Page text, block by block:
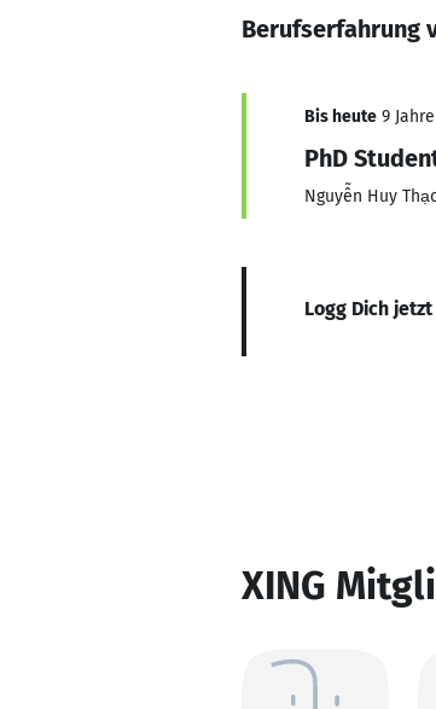
Berufserfahrung
Bis heute 9
PhD
Nguyễn Huy Thạc
Logg Dich
XING